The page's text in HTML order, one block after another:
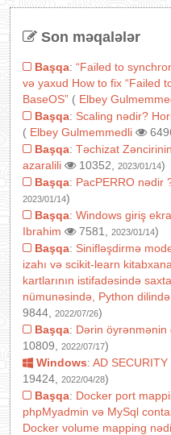
Son məqalələr
Başqa: “Failed to
və yaxud How to fix “Failed
BaseOS” ( Elbey
Başqa: Scaling nədir?
( Elbey Gulmemmedli
Başqa: Təchizat
azaralili
10352, 2023/01/14)
Başqa: PacPERRO nədir
2023/01/14)
Başqa: Windows giriş
Ibrahim
7581, 2023/01/14)
Başqa: Sinifləşdirmə
izahı və scikit-learn
kartlarının istifadəsində
nümunəsində, Python
9844,
2022/07/26)
Başqa: Dərin öyrənmənin
10809,
2022/07/17)
Windows: AD
19424,
2022/04/28)
Başqa: Docker port
phpMyadmin və MySql
Docker volume mapping